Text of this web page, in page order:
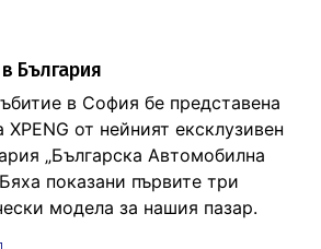
България
в София бе представена
от нейният ексклузивен
„Българска Автомобилна
показани първите три
модела за нашия пазар.